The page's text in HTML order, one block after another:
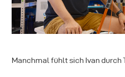
Manchmal fühlt sich Ivan durch